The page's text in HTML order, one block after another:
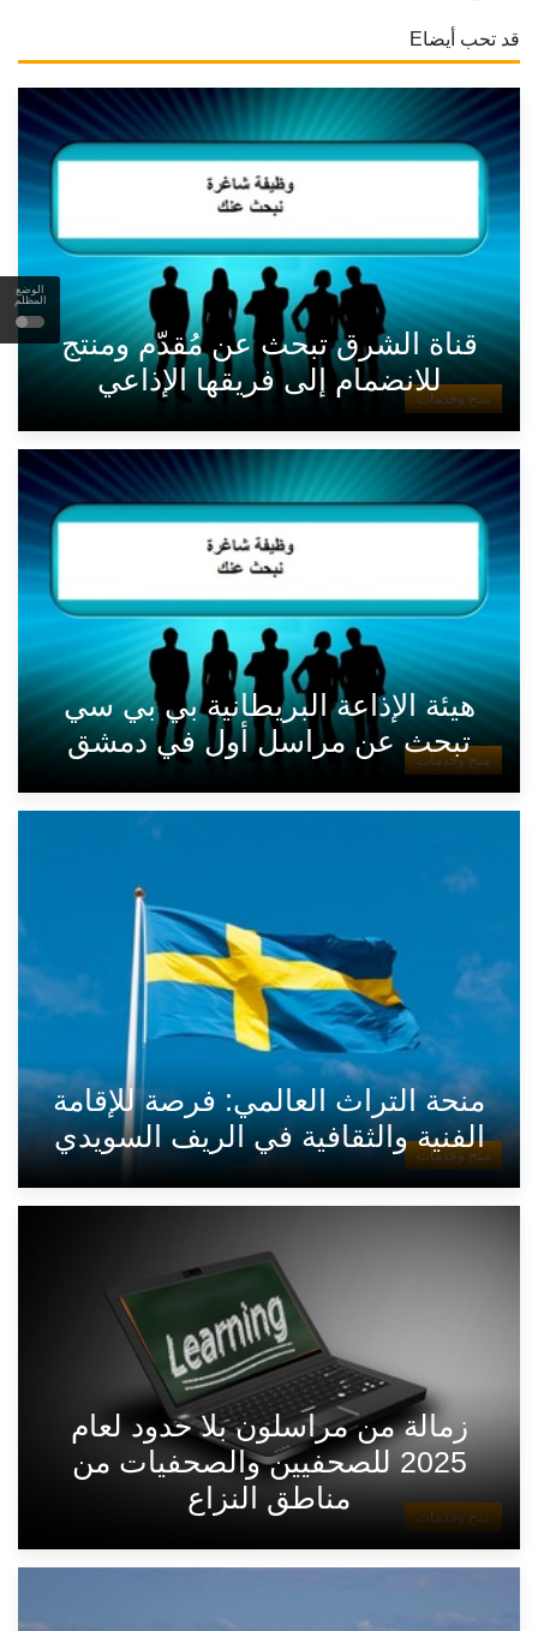
الوضع
المظلم
قد تحب أيضاE
منح وخدمات
قناة الشرق تبحث عن مُقدّم ومنتج
للانضمام إلى فريقها الإذاعي
منح وخدمات
هيئة الإذاعة البريطانية بي بي سي
تبحث عن مراسل أول في دمشق
منح وخدمات
منحة التراث العالمي: فرصة للإقامة
الفنية والثقافية في الريف السويدي
منح وخدمات
زمالة من مراسلون بلا حدود لعام
2025 للصحفيين والصحفيات من
مناطق النزاع